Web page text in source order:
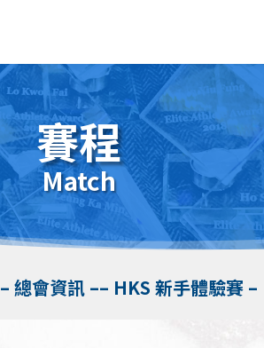
賽程
Match
– 總會資訊 –– HKS 新手體驗賽 –